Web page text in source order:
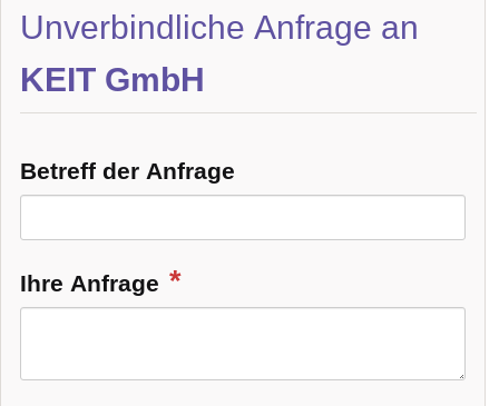
Unverbindliche Anfrage an
KEIT GmbH
Betreff der Anfrage
Ihre Anfrage